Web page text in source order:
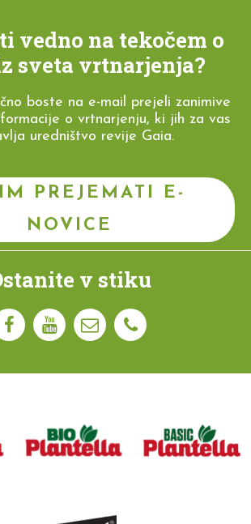
vedno na tekočem o
sveta vrtnarjenja?
boste na e-mail prejeli zanimive
o vrtnarjenju, ki jih za vas
uredništvo revije Gaia.
PREJEMATI E-
NOVICE
v stiku